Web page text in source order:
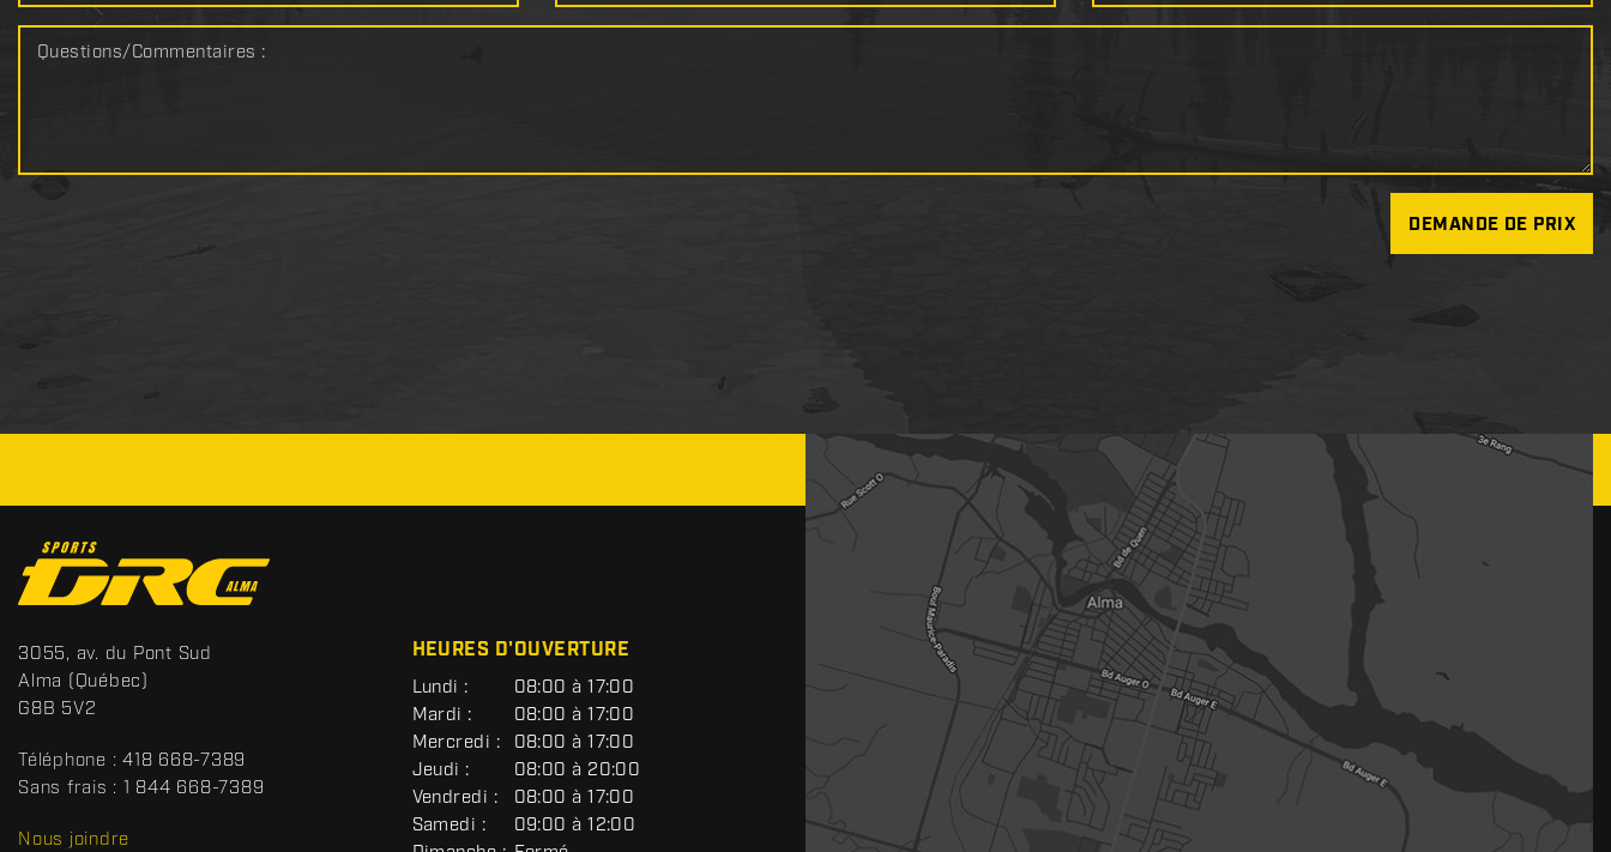
Questions/Commentaires :
DEMANDE DE PRIX
o
n
t
a
c
t
S
p
o
t
s
R
3055, av. du Pont Sud
Alma (Québec)
G8B 5V2
Téléphone : 418 668-7389
Sans frais : 1 844 668-7389
Nous joindre
HEURES D'OUVERTURE
G
É
N
É
R
A
L
Lundi :
08:00 à 17:00
Mardi :
08:00 à 17:00
Mercredi :
08:00 à 17:00
Jeudi :
08:00 à 20:00
Vendredi :
08:00 à 17:00
Samedi :
09:00 à 12:00